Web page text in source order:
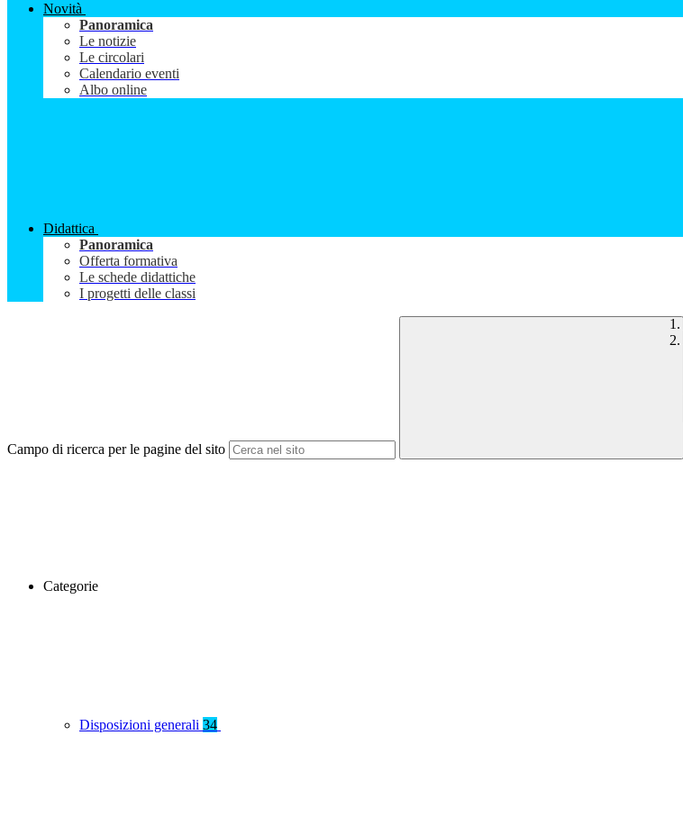
Novità
Panoramica
Le notizie
Le circolari
Calendario eventi
Albo online
Didattica
Panoramica
Offerta formativa
Le schede didattiche
I progetti delle classi
Campo di ricerca per le pagine del sito
Categorie
Disposizioni generali 34